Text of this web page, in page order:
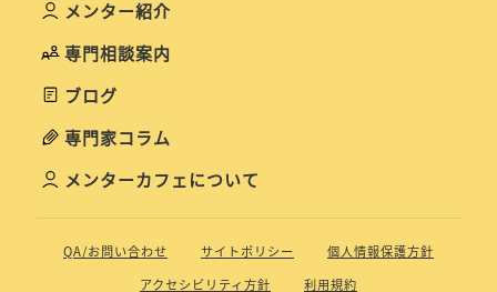
メンター紹介
専門相談案内
ブログ
専門家コラム
メンターカフェについて
QA/お問い合わせ サイトポリシー
個人情報保護方針
アクセシビリティ方針
利用規約